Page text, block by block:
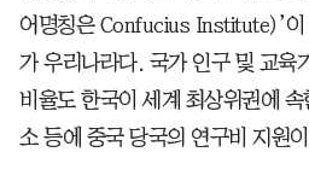
어명칭은 Confucius Institute)’이
가 우리나라다. 국가 인구 및 교육
비율도 한국이 세계 최상위권에
소 등에 중국 당국의 연구비 지원